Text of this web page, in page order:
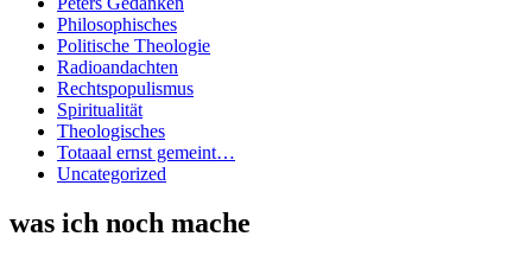
Philosophisches
Politische Theologie
Radioandachten
Rechtspopulismus
Spiritualität
Theologisches
Totaaal ernst gemeint…
Uncategorized
was ich noch mache